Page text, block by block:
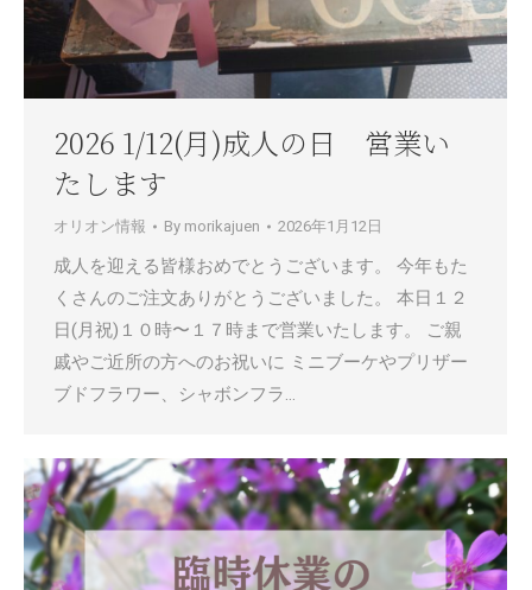
2026 1/12(月)成人の日 営業い
たします
オリオン情報 By morikajuen 2026年1月12日
成人を迎える皆様おめでとうございます。 今年もた
くさんのご注文ありがとうございました。 本日１２
日(月祝)１０時〜１７時まで営業いたします。 ご親
戚やご近所の方へのお祝いに ミニブーケやプリザー
ブドフラワー、シャボンフラ…